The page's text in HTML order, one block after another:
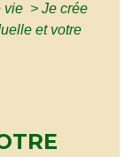
vie > Je crée
et votre